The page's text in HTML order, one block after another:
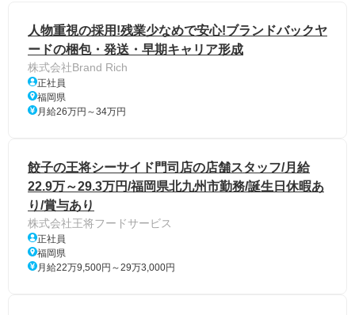
人物重視の採用!残業少なめで安心!ブランドバックヤ
ードの梱包・発送・早期キャリア形成
株式会社Brand Rich
正社員
福岡県
月給26万円～34万円
餃子の王将シーサイド門司店の店舗スタッフ/月給
22.9万～29.3万円/福岡県北九州市勤務/誕生日休暇あ
り/賞与あり
株式会社王将フードサービス
正社員
福岡県
月給22万9,500円～29万3,000円